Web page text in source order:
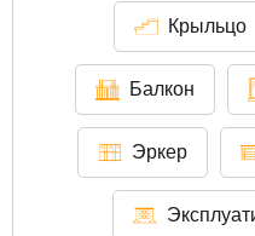
Крыльцо
Балкон
Эркер